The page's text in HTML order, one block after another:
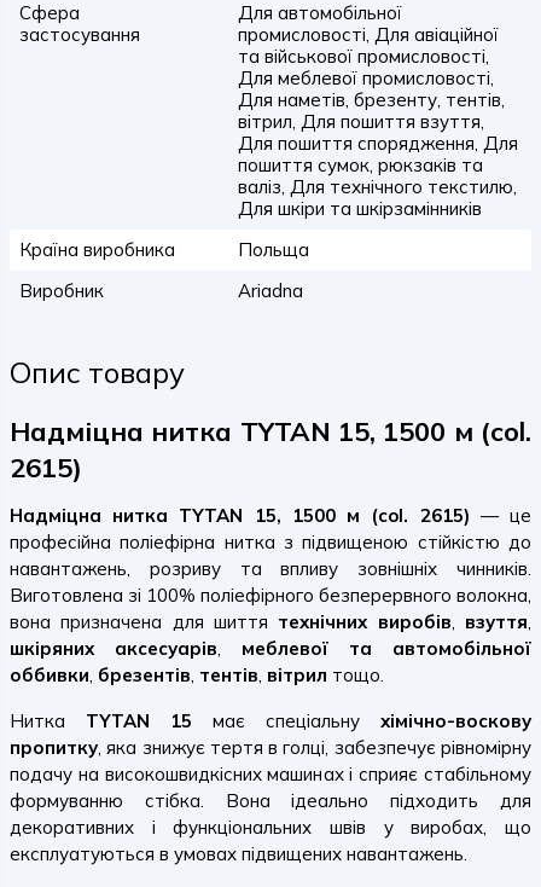
Сфера
застосування
Для автомобільної
промисловості, Для авіаційної
та військової промисловості,
Для меблевої промисловості,
Для наметів, брезенту, тентів,
вітрил, Для пошиття взуття,
Для пошиття спорядження, Для
пошиття сумок, рюкзаків та
валіз, Для технічного текстилю,
Для шкіри та шкірзамінників
Країна виробника
Польща
Виробник
Ariadna
Опис товару
Надміцна нитка TYTAN 15, 1500 м (col.
2615)
Надміцна нитка TYTAN 15, 1500 м (col. 2615) — це
професійна поліефірна нитка з підвищеною стійкістю до
навантажень, розриву та впливу зовнішніх чинників.
Виготовлена зі 100% поліефірного безперервного волокна,
вона призначена для шиття технічних виробів, взуття,
шкіряних аксесуарів, меблевої та автомобільної
оббивки, брезентів, тентів, вітрил тощо.
Нитка TYTAN 15 має спеціальну хімічно-воскову
пропитку, яка знижує тертя в голці, забезпечує рівномірну
подачу на високошвидкісних машинах і сприяє стабільному
формуванню стібка. Вона ідеально підходить для
декоративних і функціональних швів у виробах, що
експлуатуються в умовах підвищених навантажень.